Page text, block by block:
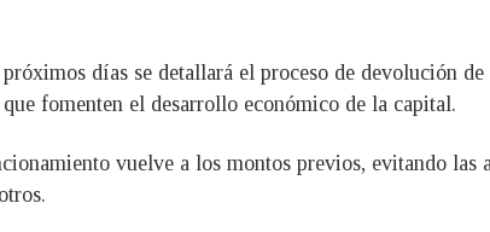
días se detallará el proceso de devolución
fomenten el desarrollo económico de la capital.
vuelve a los montos previos, evitando las